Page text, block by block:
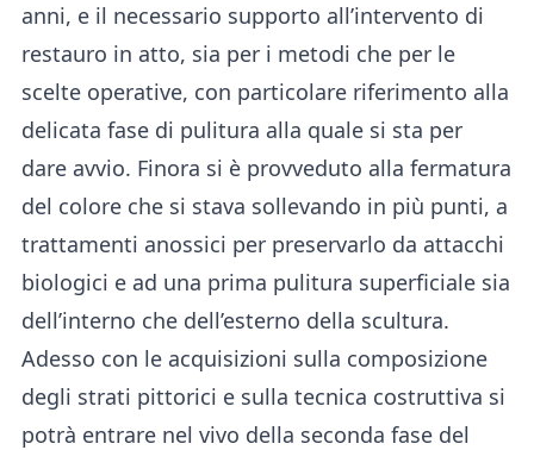
anni, e il necessario supporto all’intervento di
restauro in atto, sia per i metodi che per le
scelte operative, con particolare riferimento alla
delicata fase di pulitura alla quale si sta per
dare avvio. Finora si è provveduto alla fermatura
del colore che si stava sollevando in più punti, a
trattamenti anossici per preservarlo da attacchi
biologici e ad una prima pulitura superficiale sia
dell’interno che dell’esterno della scultura.
Adesso con le acquisizioni sulla composizione
degli strati pittorici e sulla tecnica costruttiva si
potrà entrare nel vivo della seconda fase del